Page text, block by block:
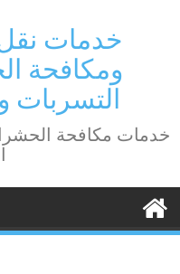
خدمات
ومكافحة
التسربات
خدمات مكافحة